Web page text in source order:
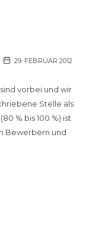
29. FEBRUAR 2012
vorbei und wir
Stelle als
% bis 100 %) ist
Bewerbern und